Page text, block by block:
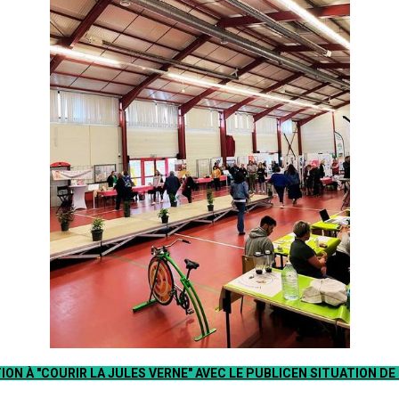
À "COURIR LA JULES VERNE" AVEC LE PUBLIC EN SITUATION